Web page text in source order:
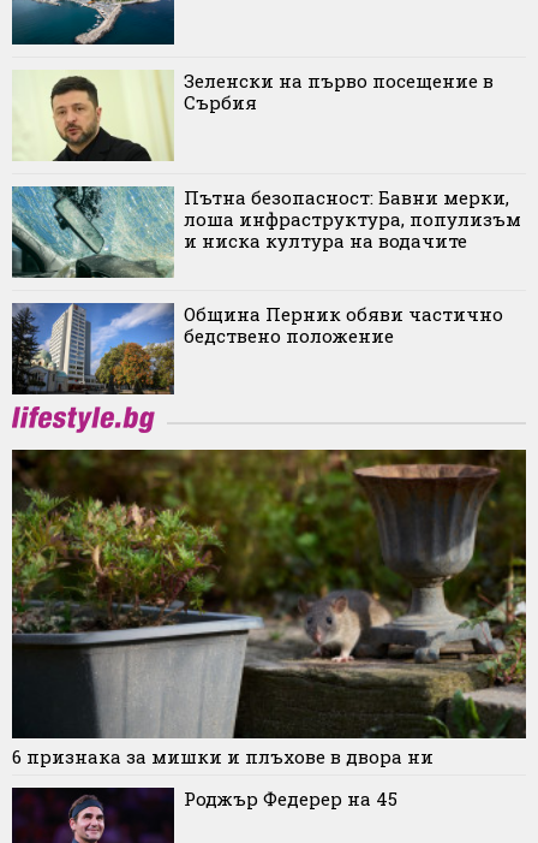
Зеленски на първо посещение в
Сърбия
Пътна безопасност: Бавни мерки,
лоша инфраструктура, популизъм
и ниска култура на водачите
Община Перник обяви частично
бедствено положение
6 признака за мишки и плъхове в двора ни
Роджър Федерер на 45